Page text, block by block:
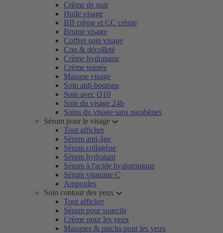
Crème de nuit
Huile visage
BB crème et CC crème
Brume visage
Coffret soin visage
Cou & décolleté
Crème hydratante
Crème teintée
Masque visage
Soin anti-boutons
Soin avec Q10
Soin du visage 24h
Soins du visage sans parabènes
Sérum pour le visage
Tout afficher
Sérum anti-âge
Sérum collagène
Sérum hydratant
Sérum à l'acide hyaluronique
Sérum vitamine C
Ampoules
Soin contour des yeux
Tout afficher
Sérum pour sourcils
Crème pour les yeux
Masques & patchs pour les yeux